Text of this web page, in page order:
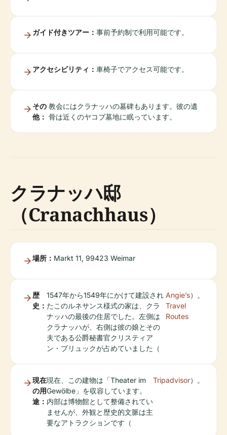
ガイド付きツアー： 事前予約制で利用可能です。
アクセシビリティ： 車椅子でアクセス可能です。
その
他：
教会にはクラナッハの墓碑もあります。彼の遺
骨は近くのヤコブ墓地に眠っています。
クラナッハ邸​​
（Cranachhaus）
場所： Markt 11, 99423 Weimar
歴
史：
1547年から1549年にかけて建設され
たこのルネサンス様式の家は、クラ
ナッハの最後の住居でした。左側は
クラナッハが、右側は彼の娘とその
夫である公爵秘書官クリスティア
ン・ブリュックが占めていました（
Angie’s
Travel
Routes
）。
現在
の用
途：
現在、この建物は「Theater im
Gewölbe」を収容しています。
内部は博物館として整備されてい
ませんが、外観と歴史的文脈は主
要なアトラクションです（
Tripadvisor）。